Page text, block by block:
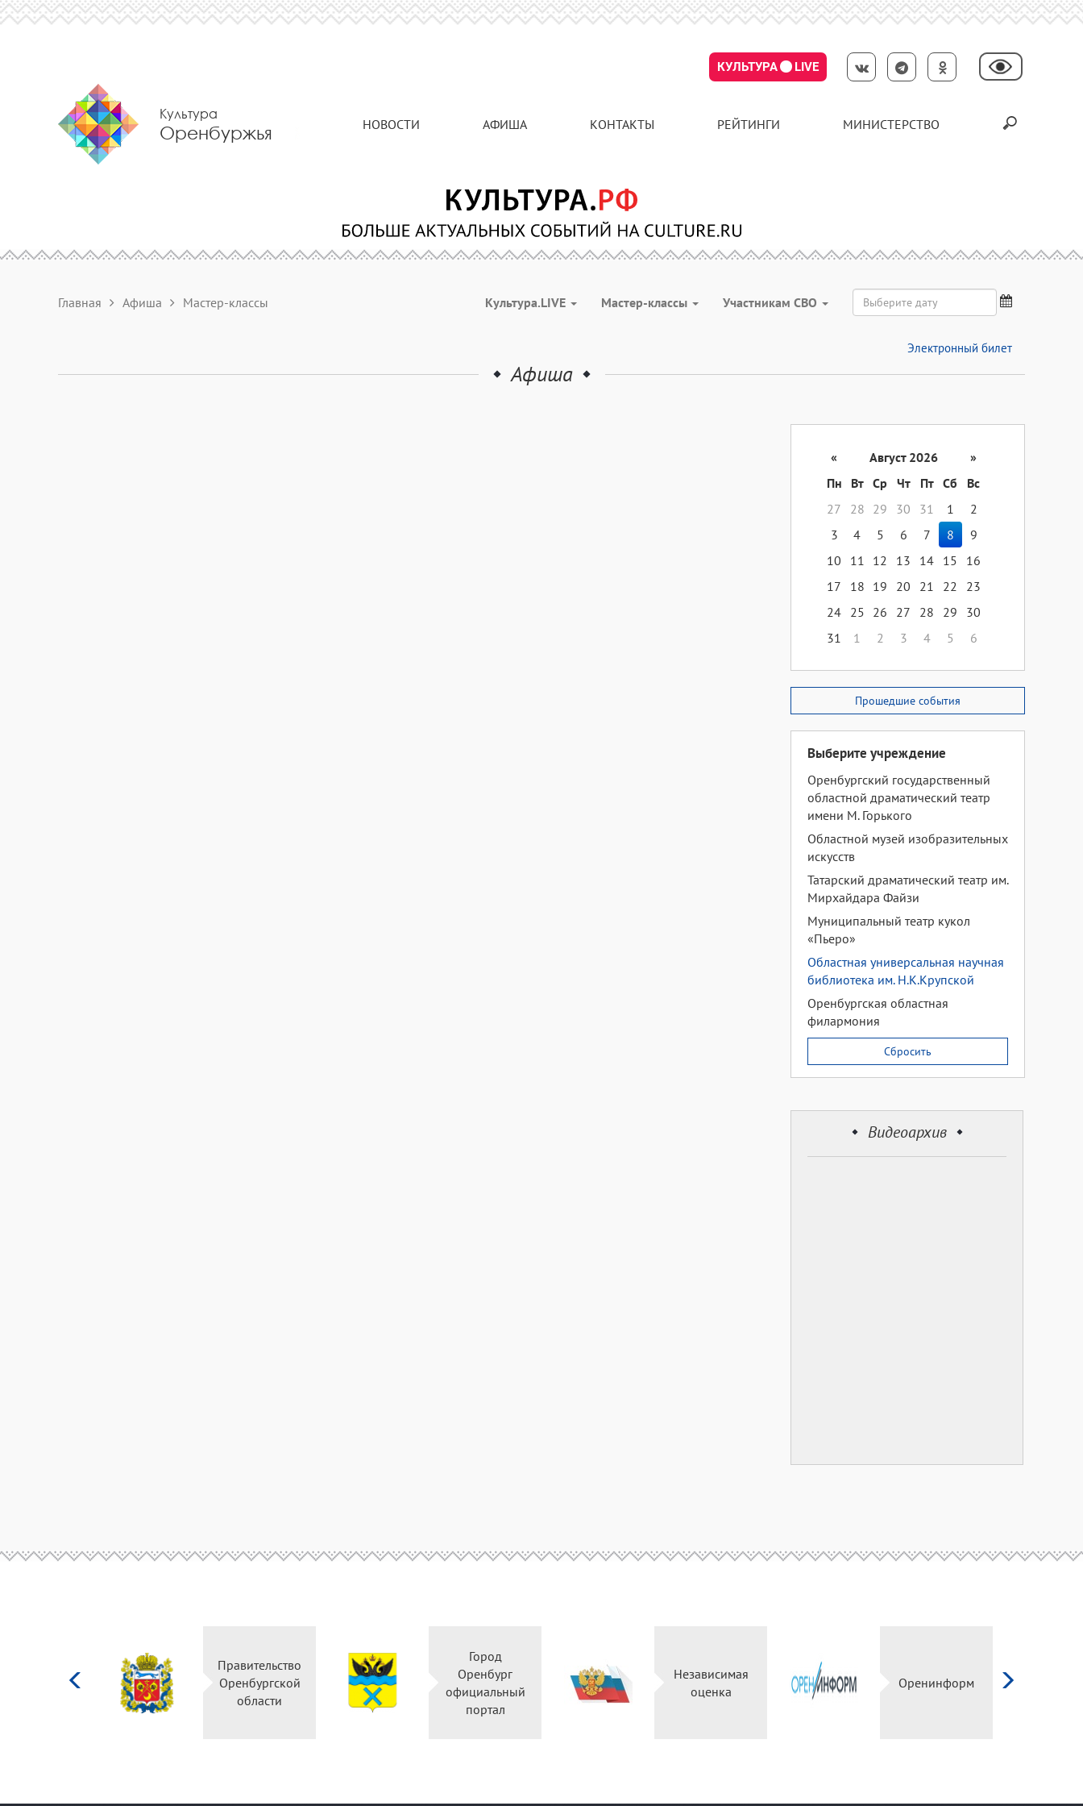
КУЛЬТУРА LIVE
Культура
Оренбуржья НОВОСТИ АФИША КОНТАКТЫ РЕЙТИНГИ МИНИСТЕРСТВО
Главная Афиша Мастер-классы Культура.LIVE Мастер-классы Участникам СВО
Электронный билет
Афиша
« Август 2026
»
Пн
Вт Ср Чт Пт Сб
Вс
27
28 29 30 31 1
2
3
4 5 6 7 8
9
10
11 12 13 14 15
16
17
18 19 20 21 22
23
24 25 26 27 28 29
30
31
1 2 3 4 5 6
Прошедшие события
Выберите учреждение
Оренбургский государственный
областной драматический театр
имени М. Горького
Областной музей изобразительных
искусств
Татарский драматический театр им.
Мирхайдара Файзи
Муниципальный театр кукол
«Пьеро»
Областная универсальная научная
библиотека им. Н.К.Крупской
Оренбургская областная
филармония
Сбросить
Видеоархив
Правительство
Оренбургской
области
Город
Оренбург
официальный
портал
Независимая
оценка
Оренинформ